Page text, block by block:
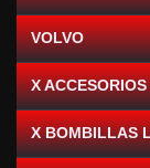
VOLVO
X ACCESORIOS
X BOMBILLAS